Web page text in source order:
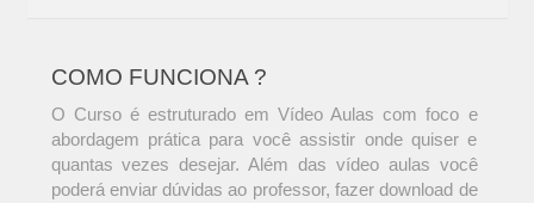
COMO FUNCIONA ?
O Curso é estruturado em Vídeo Aulas com foco e
abordagem prática para você assistir onde quiser e
quantas vezes desejar. Além das vídeo aulas você
poderá enviar dúvidas ao professor, fazer download de